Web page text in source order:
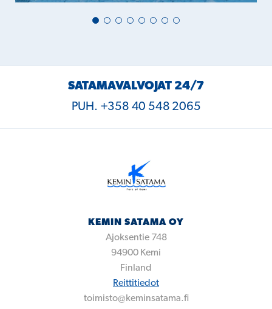
SATAMAVALVOJAT 24/7
PUH. +358 40 548 2065
KEMIN SATAMA OY
Ajoksentie 748
94900 Kemi
Finland
Reittitiedot
toimisto@keminsatama.fi